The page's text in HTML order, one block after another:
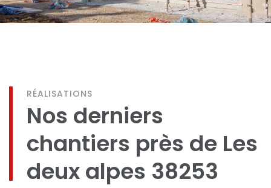
RÉALISATIONS
Nos derniers
chantiers près de Les
deux alpes 38253